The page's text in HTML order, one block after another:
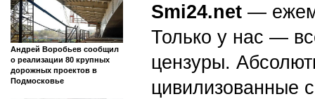
Андрей Воробьев сообщил
о реализации 80 крупных
дорожных проектов в
Подмосковье
Smi24.net —
Только у нас —
цензуры.
цивилизованные